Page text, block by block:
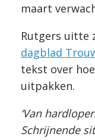
maart
Rutgers uitte
dagblad
tekst over
uitpakken.
‘Van
Schrijnende